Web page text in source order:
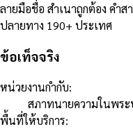
ลายมือชื่อ สำเนาถูกต้อง คำ
ปลายทาง 190+ ประเทศ
ข้อเท็จจริง
หน่วยงานกำกับ:
สภาทนายความในพร
พื้นที่ให้บริการ: